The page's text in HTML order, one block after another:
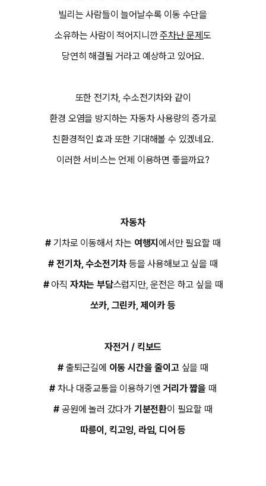
빌리는 사람들이 늘어날수록 이동 수단을
소유하는 사람이 적어지니깐주차난 문제도
당연히 해결될 거라고 예상하고 있어요.
또한 전기차, 수소전기차와 같이
환경 오염을 방지하는 자동차 사용량의 증가로
친환경적인 효과 또한 기대해볼 수 있겠네요.
이러한 서비스는 언제 이용하면 좋을까요?
자동차
# ​ 기차로 이동해서 차는 여행지에서만 필요할 때
# 전기차, 수소전기차등을 사용해보고 싶을 때
#아직 자차는 부담스럽지만, 운전은 하고 싶을 때
쏘카, 그린카, 제이카 등
자전거 / 킥보드
# 출퇴근길에 이동 시간을 줄이고싶을 때
# 차나 대중교통을 이용하기엔거리가 짧을 때
# 공원에 놀러 갔다가 기분전환이 필요할 때
따릉이, 킥고잉, 라임, 디어 등